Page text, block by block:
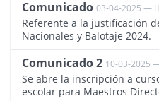
Comunicado 03-04-2025 —
Referente a la justificación
Nacionales y Balotaje 2024.
Comunicado 2 10-03-2025
Se abre la inscripción a
escolar para Maestros